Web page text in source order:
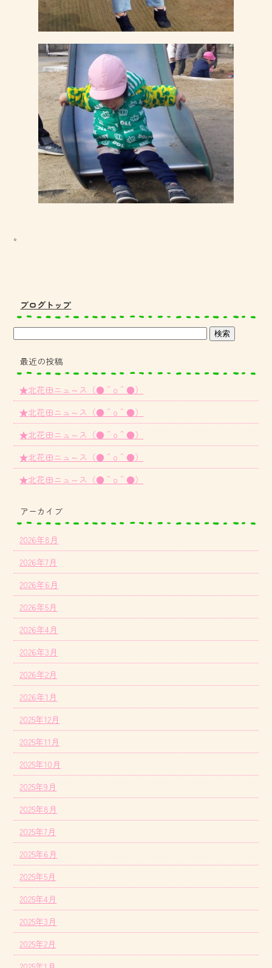
。
ブログトップ
最近の投稿
★北花田ニュ～ス（●＾o＾●）
★北花田ニュ～ス（●＾o＾●）
★北花田ニュ～ス（●＾o＾●）
★北花田ニュ～ス（●＾o＾●）
★北花田ニュ～ス（●＾o＾●）
アーカイブ
2026年8月
2026年7月
2026年6月
2026年5月
2026年4月
2026年3月
2026年2月
2026年1月
2025年12月
2025年11月
2025年10月
2025年9月
2025年8月
2025年7月
2025年6月
2025年5月
2025年4月
2025年3月
2025年2月